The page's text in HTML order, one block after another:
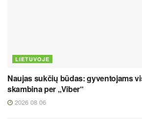
LIETUVOJE
Naujas sukčių būdas: gyventojams
skambina per „Viber“
2026 08 06